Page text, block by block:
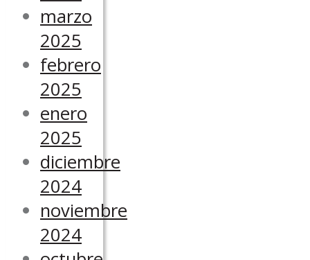
marzo
2025
febrero
2025
enero
2025
diciembre
2024
noviembre
2024